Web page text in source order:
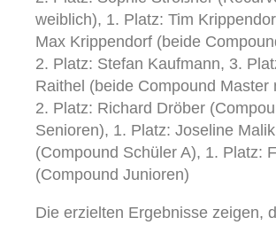
weiblich), 1. Platz: Tim
Max Krippendorf (beide
2. Platz: Stefan Kaufmann, 3.
Raithel (beide Compound Master
2. Platz: Richard Dröber
Senioren), 1. Platz: Joseline Malik
(Compound Schüler A), 1. Platz:
(Compound Junioren)
Die erzielten Ergebnisse zeigen,